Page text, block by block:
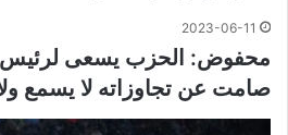
2023-06-11
محفوض: الحزب يسعى لرئيس
صامت عن تجاوزاته لا يسمع